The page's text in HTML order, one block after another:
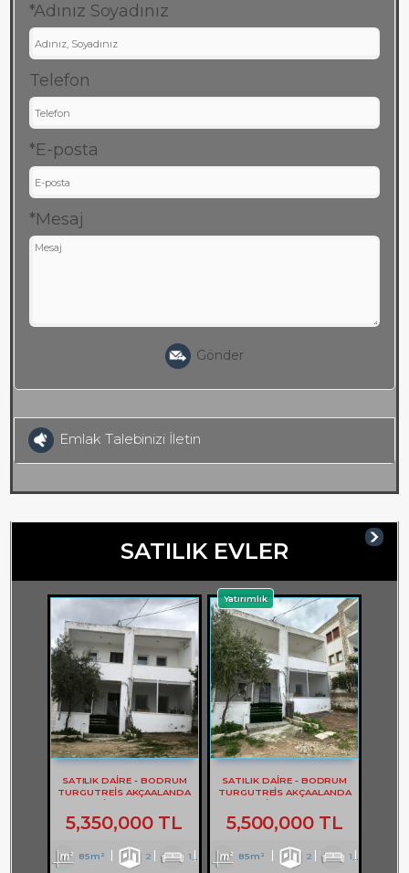
*Adınız Soyadınız
Telefon
*E-posta
*Mesaj
Gönder
Emlak Talebinizi İletin
SATILIK EVLER
SATILIK DAİRE - BODRUM
TURGUTREİS AKÇAALANDA
2+1 DAİRE - REF- 3262
5,350,000 TL
85m² 2 1 1
Yatırımlık
SATILIK DAİRE - BODRUM
TURGUTREİS AKÇAALANDA
2+1 DAİRE - REF- 3261
5,500,000 TL
85m² 2 1